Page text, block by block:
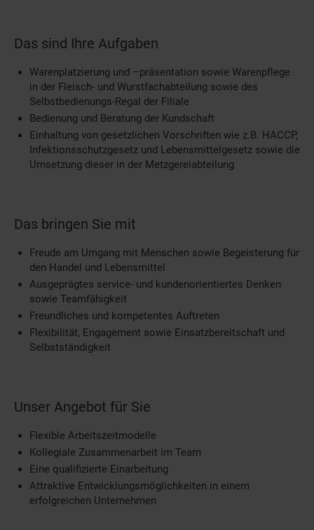
Das sind Ihre Aufgaben
Warenplatzierung und –präsentation sowie Warenpflege
in der Fleisch- und Wurstfachabteilung sowie des
Selbstbedienungs-Regal der Filiale
Bedienung und Beratung der Kundschaft
Einhaltung von gesetzlichen Vorschriften wie z.B. HACCP,
Infektionsschutzgesetz und Lebensmittelgesetz sowie die
Umsetzung dieser in der Metzgereiabteilung
Das bringen Sie mit
Freude am Umgang mit Menschen sowie Begeisterung für
den Handel und Lebensmittel
Ausgeprägtes service- und kundenorientiertes Denken
sowie Teamfähigkeit
Freundliches und kompetentes Auftreten
Flexibilität, Engagement sowie Einsatzbereitschaft und
Selbstständigkeit
Unser Angebot für Sie
Flexible Arbeitszeitmodelle
Kollegiale Zusammenarbeit im Team
Eine qualifizierte Einarbeitung
Attraktive Entwicklungsmöglichkeiten in einem
erfolgreichen Unternehmen